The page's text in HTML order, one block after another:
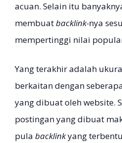
acuan. Selain itu
membuatbacklink-nya
mempertinggi nilai
Yang terakhir adalah
berkaitan dengan
yang dibuat oleh website.
postingan yang dibuat
pula backlinkyang